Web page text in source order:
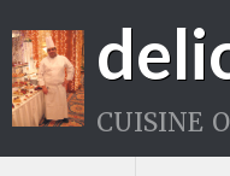
cuisine